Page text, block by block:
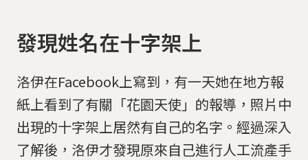
發現姓名在十字架上
洛伊在Facebook上寫到，有一天她在地方報
紙上看到了有關「花園天使」的報導，照片中
出現的十字架上居然有自己的名字。經過深入
了解後，洛伊才發現原來自己進行人工流產手